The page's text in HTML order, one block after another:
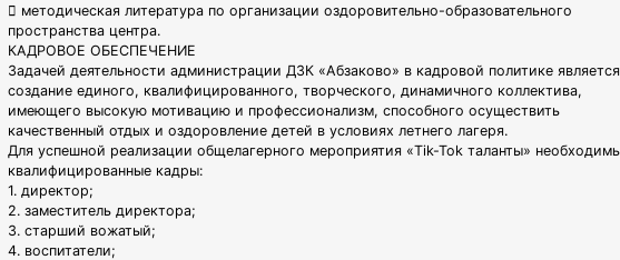
 методическая литература по организации оздоровительно-образовательного
пространства центра.
КАДРОВОЕ ОБЕСПЕЧЕНИЕ
Задачей деятельности администрации ДЗК «Абзаково» в кадровой политике является
создание единого, квалифицированного, творческого, динамичного коллектива,
имеющего высокую мотивацию и профессионализм, способного осуществить
качественный отдых и оздоровление детей в условиях летнего лагеря.
Для успешной реализации общелагерного мероприятия «Tik-Tok таланты»
квалифицированные кадры:
1. директор;
2. заместитель директора;
3. старший вожатый;
4. воспитатели;